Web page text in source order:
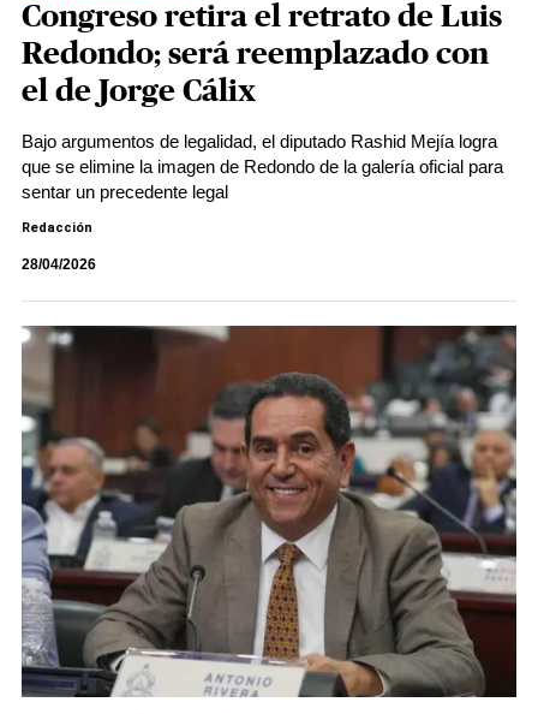
Congreso retira el retrato de Luis
Redondo; será reemplazado con
el de Jorge Cálix
Bajo argumentos de legalidad, el diputado Rashid Mejía logra
que se elimine la imagen de Redondo de la galería oficial para
sentar un precedente legal
Redacción
28/04/2026